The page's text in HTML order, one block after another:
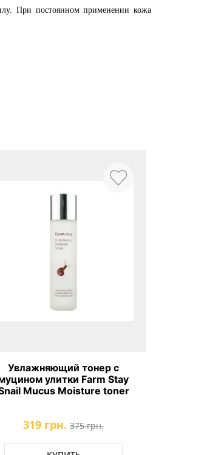
При постоянном применении кожа
Увлажняющий тонер с
улитки Farm Stay
Mucus Moisture toner
319 грн. 375 грн.